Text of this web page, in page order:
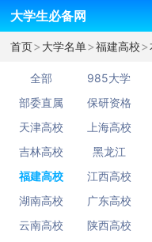
大学生必备网
首页>大学名单>福建高校>
全部 985大学
部委直属
保研资格
天津高校
上海高校
吉林高校
黑龙江
福建高校
江西高校
湖南高校
广东高校
云南高校
陕西高校